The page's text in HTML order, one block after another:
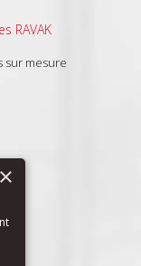
RAVAK
sur mesure
×